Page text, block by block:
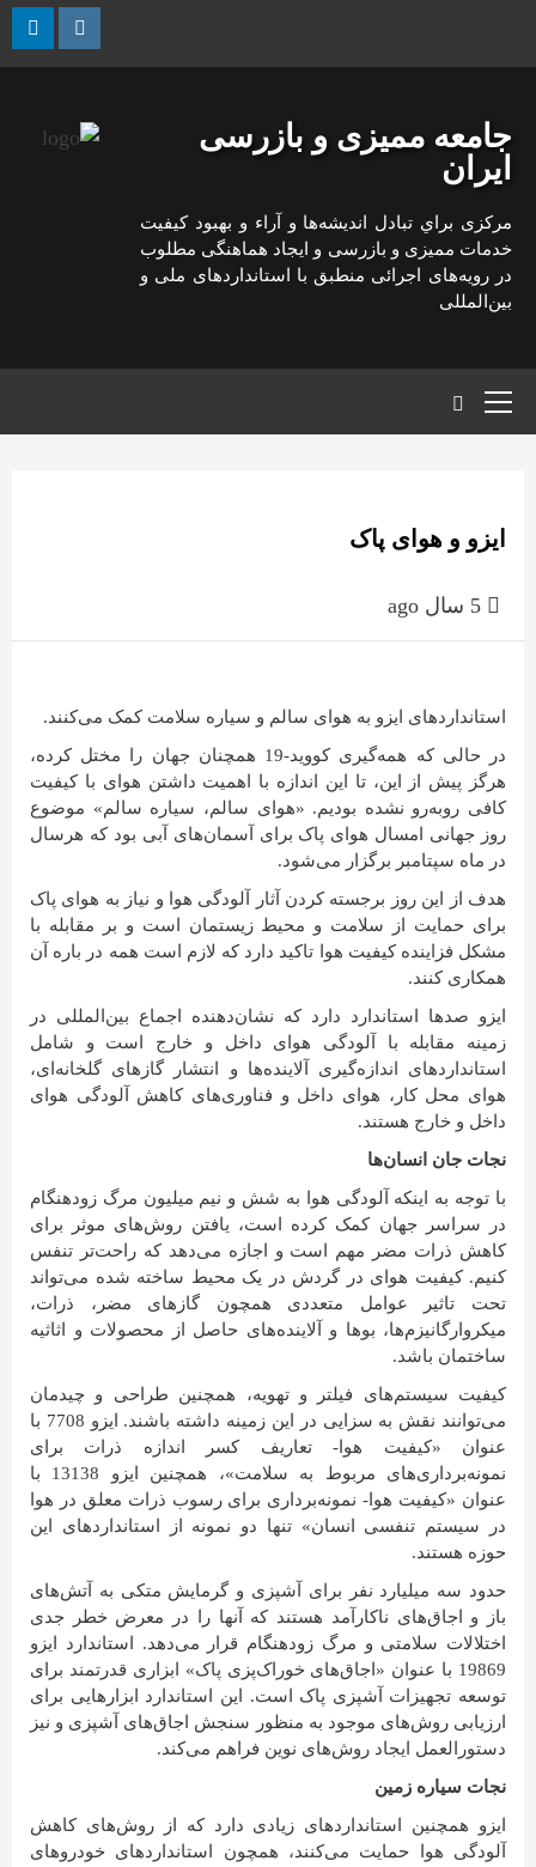
Instagram
جامعه ممیزی و بازرسی
ایران
مركزی براي تبادل انديشه‌ها و آراء و بهبود كيفيت
خدمات مميزی و بازرسی و ايجاد هماهنگی مطلوب
در رويه‌های اجرائی منطبق با استانداردهای ملی و
بين‌المللی
ایزو و هوای پاک
استانداردهای ایزو به هوای سالم و سیاره سلامت کمک می‌کنند.
در حالی که همه‌گیری کووید-19 همچنان جهان را مختل کرده،
هرگز پیش از این، تا این اندازه با اهمیت داشتن هوای با کیفیت
کافی روبه‌رو نشده بودیم. «هوای سالم، سیاره سالم» موضوع
روز جهانی امسال هوای پاک برای آسمان‌های آبی بود که هرسال
در ماه سپتامبر برگزار می‌شود.
هدف از این روز برجسته کردن آثار آلودگی هوا و نیاز به هوای پاک
برای حمایت از سلامت و محیط زیستمان است و بر مقابله با
مشکل فزاینده کیفیت هوا تاکید دارد که لازم است همه در باره آن
همکاری کنند.
ایزو صدها استاندارد دارد که نشان‌دهنده اجماع بین‌المللی در
زمینه مقابله با آلودگی هوای داخل و خارج است و شامل
استانداردهای اندازه‌گیری آلاینده‌ها و انتشار گازهای گلخانه‌ای،
هوای محل کار، هوای داخل و فناوری‌های کاهش آلودگی هوای
داخل و خارج هستند.
نجات جان انسان‌ها
با توجه به اینکه آلودگی هوا به شش و نیم میلیون مرگ زودهنگام
در سراسر جهان کمک کرده است، یافتن روش‌های موثر برای
کاهش ذرات مضر مهم است و اجازه می‌دهد که راحت‌تر تنفس
کنیم. کیفیت هوای در گردش در یک محیط ساخته شده می‌تواند
تحت تاثیر عوامل متعددی همچون گازهای مضر، ذرات،
میکروارگانیزم‌ها، بوها و آلاینده‌های حاصل از محصولات و اثاثیه
ساختمان باشد.
کیفیت سیستم‌های فیلتر و تهویه، همچنین طراحی و چیدمان
می‌توانند نقش به سزایی در این زمینه داشته باشند. ایزو 7708 با
عنوان «کیفیت هوا- تعاریف کسر اندازه ذرات برای
نمونه‌برداری‌های مربوط به سلامت»، همچنین ایزو 13138 با
عنوان «کیفیت هوا- نمونه‌برداری برای رسوب ذرات معلق در هوا
در سیستم تنفسی انسان» تنها دو نمونه از استانداردهای این
حوزه هستند.
حدود سه میلیارد نفر برای آشپزی و گرمایش متکی به آتش‌های
باز و اجاق‌های ناکارآمد هستند که آنها را در معرض خطر جدی
اختلالات سلامتی و مرگ زودهنگام قرار می‌دهد. استاندارد ایزو
19869 با عنوان «اجاق‌های خوراک‌پزی پاک» ابزاری قدرتمند برای
توسعه تجهیزات آشپزی پاک است. این استاندارد ابزارهایی برای
ارزیابی روش‌های موجود به منظور سنجش اجاق‌های آشپزی و نیز
دستورالعمل ایجاد روش‌های نوین فراهم می‌کند.
نجات سیاره زمین
ایزو همچنین استانداردهای زیادی دارد که از روش‌های کاهش
آلودگی هوا حمایت می‌کنند، همچون استانداردهای خودروهای